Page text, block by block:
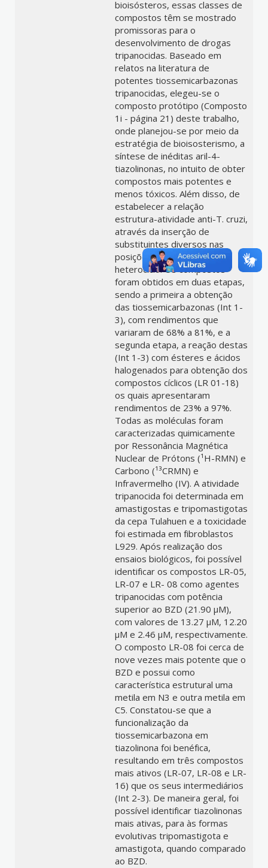
bioisósteros, essas classes de
compostos têm se mostrado
promissoras para o
desenvolvimento de drogas
tripanocidas. Baseado em
relatos na literatura de
potentes tiossemicarbazonas
tripanocidas, elegeu-se o
composto protótipo (Composto
1i - página 21) deste trabalho,
onde planejou-se por meio da
estratégia de bioisosterismo, a
síntese de inéditas aril-4-
tiazolinonas, no intuito de obter
compostos mais potentes e
menos tóxicos. Além disso, de
estabelecer a relação
estrutura-atividade anti-T. cruzi,
através da inserção de
substituintes diversos nas
posições N3 e C5 do anel
heterociclo. Os compostos
foram obtidos em duas etapas,
sendo a primeira a obtenção
das tiossemicarbazonas (Int 1-
3), com rendimentos que
variaram de 68% a 81%, e a
segunda etapa, a reação destas
(Int 1-3) com ésteres e ácidos
halogenados para obtenção dos
compostos cíclicos (LR 01-18)
os quais apresentaram
rendimentos de 23% a 97%.
Todas as moléculas foram
caracterizadas quimicamente
por Ressonância Magnética
Nuclear de Prótons (¹H-RMN) e
Carbono (¹³CRMN) e
Infravermelho (IV). A atividade
tripanocida foi determinada em
amastigostas e tripomastigotas
da cepa Tulahuen e a toxicidade
foi estimada em fibroblastos
L929. Após realização dos
ensaios biológicos, foi possível
identificar os compostos LR-05,
LR-07 e LR- 08 como agentes
tripanocidas com potência
superior ao BZD (21.90 μM),
com valores de 13.27 μM, 12.20
μM e 2.46 μM, respectivamente.
O composto LR-08 foi cerca de
nove vezes mais potente que o
BZD e possui como
característica estrutural uma
metila em N3 e outra metila em
C5. Constatou-se que a
funcionalização da
tiossemicarbazona em
tiazolinona foi benéfica,
resultando em três compostos
mais ativos (LR-07, LR-08 e LR-
16) que os seus intermediários
(Int 2-3). De maneira geral, foi
possível identificar tiazolinonas
mais ativas, para às formas
evolutivas tripomastigota e
amastigota, quando comparado
ao BZD.